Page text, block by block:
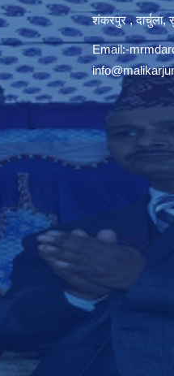
शंकरपुर , दार्चुला,
Email:-